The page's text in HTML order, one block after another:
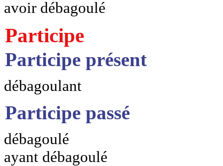
avoir débagoulé
Participe
Participe présent
débagoulant
Participe passé
débagoulé
ayant débagoulé